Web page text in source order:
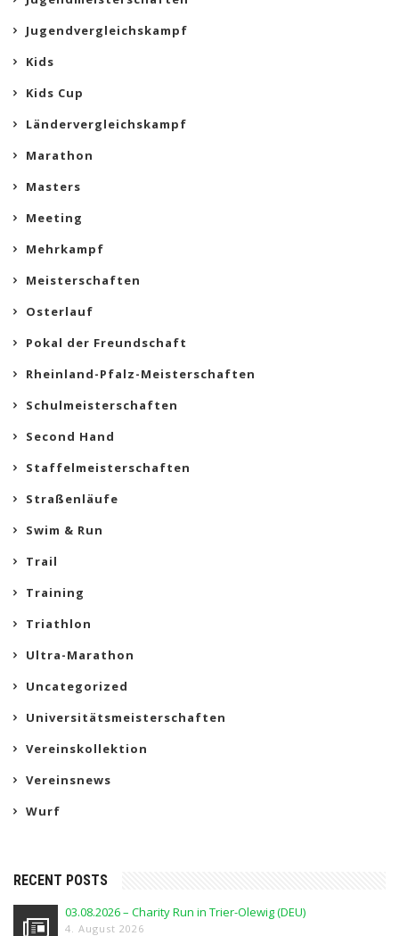
Jugendvergleichskampf
Kids
Kids Cup
Ländervergleichskampf
Marathon
Masters
Meeting
Mehrkampf
Meisterschaften
Osterlauf
Pokal der Freundschaft
Rheinland-Pfalz-Meisterschaften
Schulmeisterschaften
Second Hand
Staffelmeisterschaften
Straßenläufe
Swim & Run
Trail
Training
Triathlon
Ultra-Marathon
Uncategorized
Universitätsmeisterschaften
Vereinskollektion
Vereinsnews
Wurf
RECENT POSTS
03.08.2026 – Charity Run in Trier-Olewig (DEU)
4. August 2026